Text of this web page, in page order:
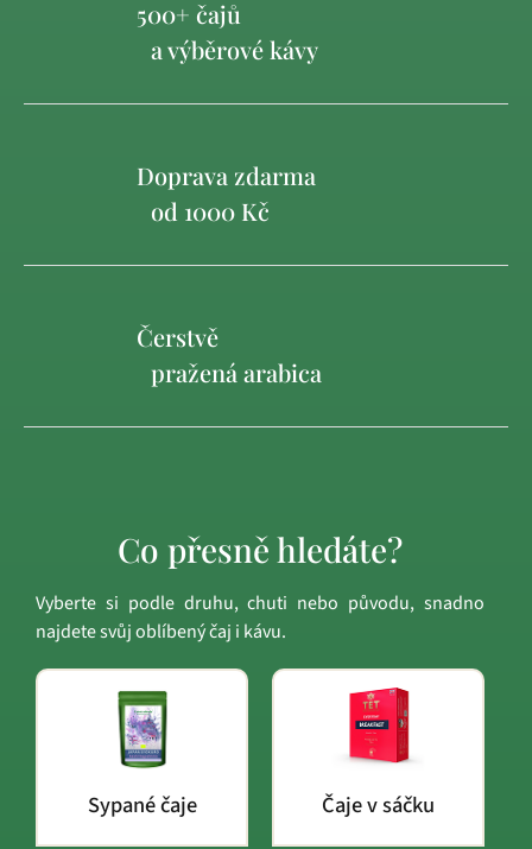
500+ čajů
a výběrové kávy
Doprava zdarma
od 1000 Kč
Čerstvě
pražená arabica
Co přesně hledáte?
Vyberte si podle druhu, chuti nebo původu, snadno
najdete svůj oblíbený čaj i kávu.
Sypané čaje Čaje v sáčku